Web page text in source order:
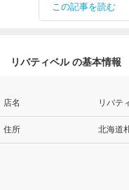
この記事を読む
リバティベル の基本情報
店名 リバテ
住所 北海道